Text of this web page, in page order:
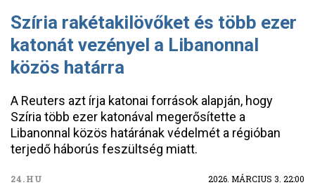
Szíria rakétakilövőket és több ezer
katonát vezényel a Libanonnal
közös határra
A Reuters azt írja katonai források alapján, hogy
Szíria több ezer katonával megerősítette a
Libanonnal közös határának védelmét a régióban
terjedő háborús feszültség miatt.
24.HU 2026. MÁRCIUS 3. 22:00